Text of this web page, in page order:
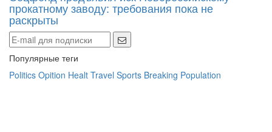
раскрыты
Популярные теги
Politics Opition Healt